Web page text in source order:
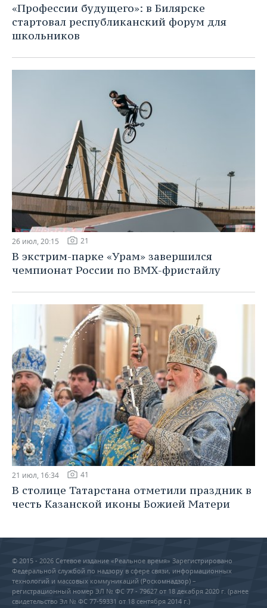
«Профессии будущего»: в Билярске
стартовал республиканский форум для
школьников
26 июл, 20:15 21
В экстрим-парке «Урам» завершился
чемпионат России по BMX-фристайлу
21 июл, 16:34 41
В столице Татарстана отметили праздник в
честь Казанской иконы Божией Матери
© 2015 - 2026 Сетевое издание «Реальное время» Зарегистрировано
Федеральной службой по надзору в сфере связи, информационных
технологий и массовых коммуникаций (Роскомнадзор) –
регистрационный номер ЭЛ № ФС 77 - 79627 от 18 декабря 2020 г. (ранее
свидетельство Эл № ФС 77-59331 от 18 сентября 2014 г.)